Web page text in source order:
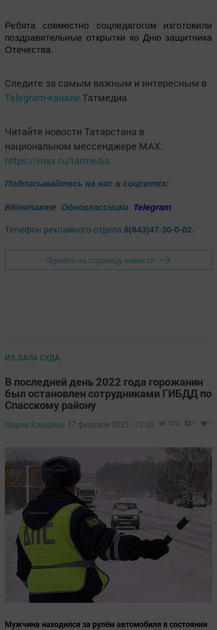
Ребята совместно соцпедагогом изготовили
поздравительные открытки ко Дню защитника
Отечества.
Следите за самым важным и интересным в
Telegram-канале Татмедиа
Читайте новости Татарстана в
национальном мессенджере MАХ:
https://max.ru/tatmedia
Подписывайтесь на нас в соцсетях:
ВКонтакте Одноклассники Telegram
Телефон рекламного отдела 8(843)47-30-0-02.
Перейти на страницу новости
ИЗ ЗАЛА СУДА
В последней день 2022 года горожанин
был остановлен сотрудниками ГИБДД по
Спасскому району
Мария Клещёва, 17 февраля 2023 - 12:00 1274 0 0
Мужчина находился за рулём автомобиля в состоянии